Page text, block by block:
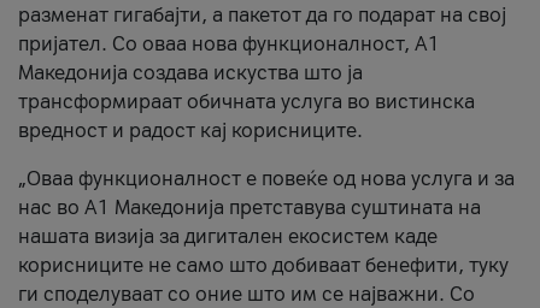
разменат гигабајти, а пакетот да го подарат на свој
пријател. Со оваа нова функционалност, А1
Македонија создава искуства што ја
трансформираат обичната услуга во вистинска
вредност и радост кај корисниците.
„Оваа функционалност е повеќе од нова услуга и за
нас во А1 Македонија претставува суштината на
нашата визија за дигитален екосистем каде
корисниците не само што добиваат бенефити, туку
ги споделуваат со оние што им се најважни. Со